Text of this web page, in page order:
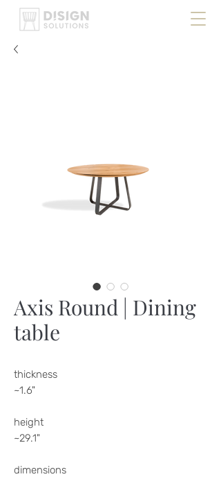
Axis Round | Dining
table
thickness
~1.6"
height
~29.1"
dimensions